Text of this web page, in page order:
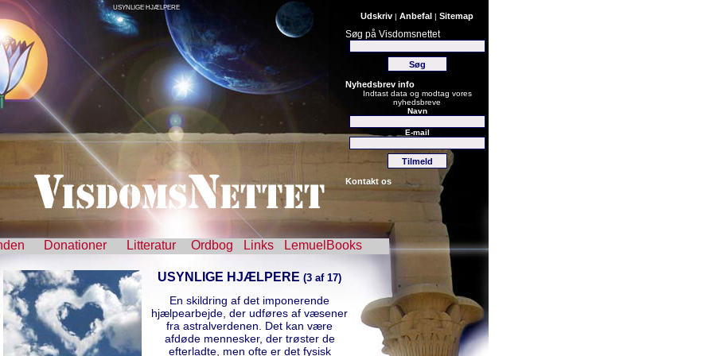
Udskriv | Anbefal | Sitemap
Søg på Visdomsnettet
Nyhedsbrev info
Indtast data og modtag vores
nyhedsbreve
Navn
E-mail
Kontakt os
USYNLIGE HJÆLPERE
Donationer Litteratur Ordbog Links LemuelBooks
USYNLIGE HJÆLPERE (3 af 17)
En skildring af det imponerende
hjælpearbejde, der udføres af væsener
fra astralverdenen. Det kan være
afdøde mennesker, der trøster de
efterladte, men ofte er det fysisk